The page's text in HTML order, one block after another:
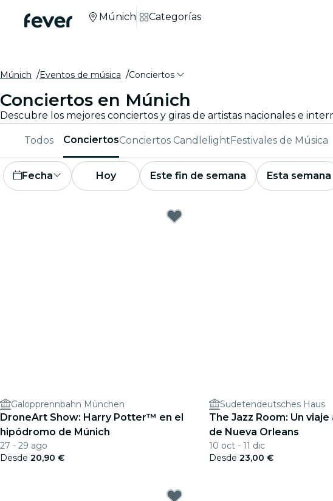
Múnich Categorías
Múnich Eventos de música Conciertos
Conciertos en Múnich
Descubre los mejores conciertos y giras de artistas nacionales e
Todos ConciertosConciertos CandlelightFestivales de Música
Fecha Hoy Este fin de semana Esta semana
Galopprennbahn München
DroneArt Show: Harry Potter™ en el
hipódromo de Múnich
27 - 29 ago
Desde 20,90 €
Sudetendeutsches Haus
The Jazz Room: Un
de Nueva Orleans
10 oct - 11 dic
Desde 23,00 €